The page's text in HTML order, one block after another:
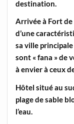
destination.
Arrivée à Fort
d’une
sa ville
sont « fana » de
à envier à ceux
Hôtel situé au
plage de sable
l’eau.